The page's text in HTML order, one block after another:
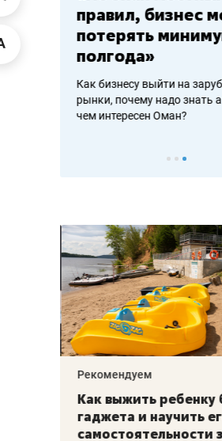
правил, бизнес
потерять
полгода»
Как бизнесу выйти на
рынки, почему надо знать
чем интересен Оман?
–
Рекомендуем
Как выжить ребенку
гаджета и научить
самостоятельности